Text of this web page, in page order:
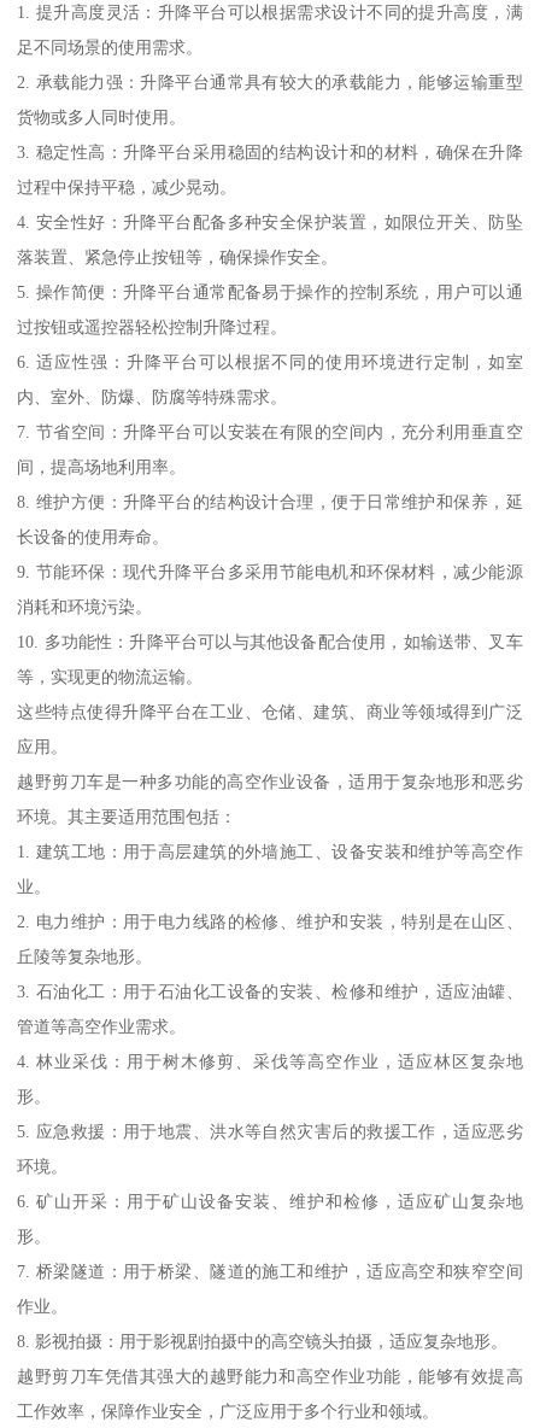
1. 提升高度灵活：升降平台可以根据需求设计不同的提升高度，满
足不同场景的使用需求。
2. 承载能力强：升降平台通常具有较大的承载能力，能够运输重型
货物或多人同时使用。
3. 稳定性高：升降平台采用稳固的结构设计和的材料，确保在升降
过程中保持平稳，减少晃动。
4. 安全性好：升降平台配备多种安全保护装置，如限位开关、防坠
落装置、紧急停止按钮等，确保操作安全。
5. 操作简便：升降平台通常配备易于操作的控制系统，用户可以通
过按钮或遥控器轻松控制升降过程。
6. 适应性强：升降平台可以根据不同的使用环境进行定制，如室
内、室外、防爆、防腐等特殊需求。
7. 节省空间：升降平台可以安装在有限的空间内，充分利用垂直空
间，提高场地利用率。
8. 维护方便：升降平台的结构设计合理，便于日常维护和保养，延
长设备的使用寿命。
9. 节能环保：现代升降平台多采用节能电机和环保材料，减少能源
消耗和环境污染。
10. 多功能性：升降平台可以与其他设备配合使用，如输送带、叉车
等，实现更的物流运输。
这些特点使得升降平台在工业、仓储、建筑、商业等领域得到广泛
应用。
越野剪刀车是一种多功能的高空作业设备，适用于复杂地形和恶劣
环境。其主要适用范围包括：
1. 建筑工地：用于高层建筑的外墙施工、设备安装和维护等高空作
业。
2. 电力维护：用于电力线路的检修、维护和安装，特别是在山区、
丘陵等复杂地形。
3. 石油化工：用于石油化工设备的安装、检修和维护，适应油罐、
管道等高空作业需求。
4. 林业采伐：用于树木修剪、采伐等高空作业，适应林区复杂地
形。
5. 应急救援：用于地震、洪水等自然灾害后的救援工作，适应恶劣
环境。
6. 矿山开采：用于矿山设备安装、维护和检修，适应矿山复杂地
形。
7. 桥梁隧道：用于桥梁、隧道的施工和维护，适应高空和狭窄空间
作业。
8. 影视拍摄：用于影视剧拍摄中的高空镜头拍摄，适应复杂地形。
越野剪刀车凭借其强大的越野能力和高空作业功能，能够有效提高
工作效率，保障作业安全，广泛应用于多个行业和领域。